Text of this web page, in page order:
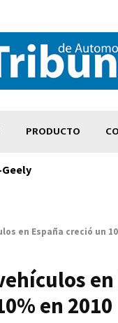
PRODUCTO
en España creció un
en 2010